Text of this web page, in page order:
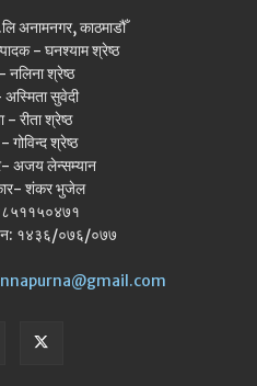
अनामनगर, काठमाडौँ
- घनश्याम श्रेष्ठ
नलिना श्रेष्ठ
अस्मिता सुवेदी
- रीता श्रेष्ठ
गोविन्द श्रेष्ठ
अजय लेन्सम्यान
शंकर भुजेल
न: १४३६/०७६/०७७